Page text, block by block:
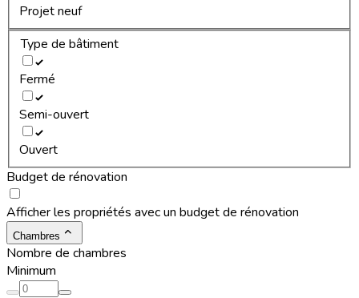
Projet neuf
Type de bâtiment
Fermé
Semi-ouvert
Ouvert
Budget de rénovation
Afficher les propriétés avec un budget de rénovation
Chambres
Nombre de chambres
Minimum